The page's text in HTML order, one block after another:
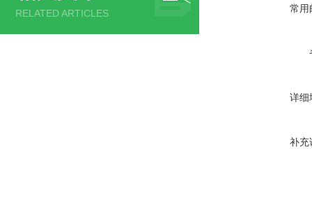
RELATED ARTICLES 常用
详细
补充